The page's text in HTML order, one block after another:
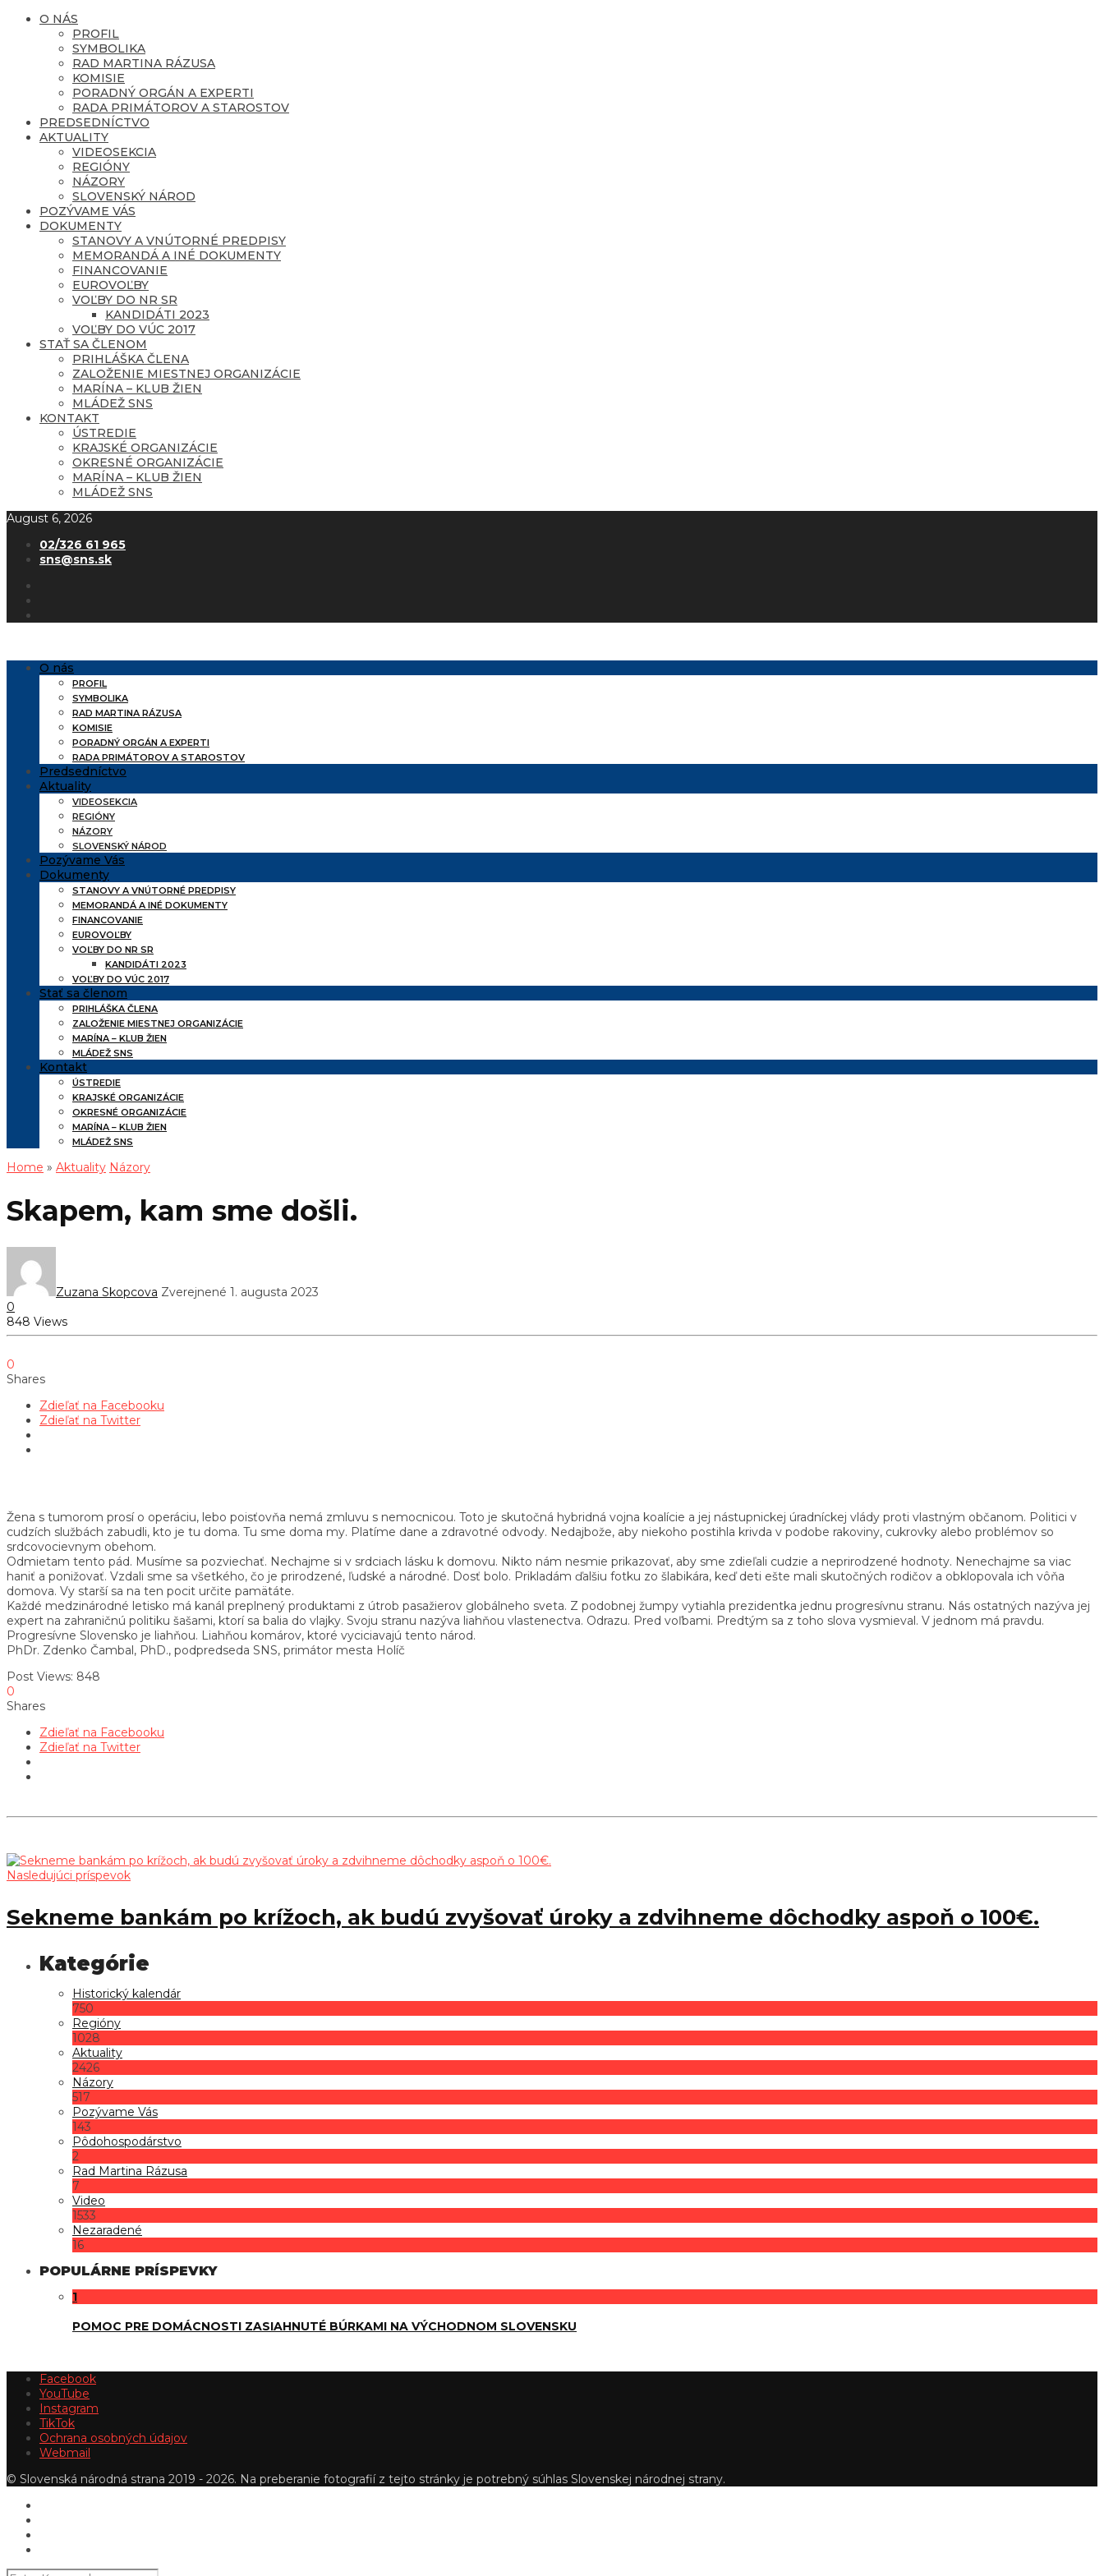
O NÁS
PROFIL
SYMBOLIKA
RAD MARTINA RÁZUSA
KOMISIE
PORADNÝ ORGÁN A EXPERTI
RADA PRIMÁTOROV A STAROSTOV
PREDSEDNÍCTVO
AKTUALITY
VIDEOSEKCIA
REGIÓNY
NÁZORY
SLOVENSKÝ NÁROD
POZÝVAME VÁS
DOKUMENTY
STANOVY A VNÚTORNÉ PREDPISY
MEMORANDÁ A INÉ DOKUMENTY
FINANCOVANIE
EUROVOĽBY
VOĽBY DO NR SR
KANDIDÁTI 2023
VOĽBY DO VÚC 2017
STAŤ SA ČLENOM
PRIHLÁŠKA ČLENA
ZALOŽENIE MIESTNEJ ORGANIZÁCIE
MARÍNA – KLUB ŽIEN
MLÁDEŽ SNS
KONTAKT
ÚSTREDIE
KRAJSKÉ ORGANIZÁCIE
OKRESNÉ ORGANIZÁCIE
MARÍNA – KLUB ŽIEN
MLÁDEŽ SNS
August 6, 2026
02/326 61 965
sns@sns.sk
O nás
PROFIL
SYMBOLIKA
RAD MARTINA RÁZUSA
KOMISIE
PORADNÝ ORGÁN A EXPERTI
RADA PRIMÁTOROV A STAROSTOV
Predsedníctvo
Aktuality
VIDEOSEKCIA
REGIÓNY
NÁZORY
SLOVENSKÝ NÁROD
Pozývame Vás
Dokumenty
STANOVY A VNÚTORNÉ PREDPISY
MEMORANDÁ A INÉ DOKUMENTY
FINANCOVANIE
EUROVOĽBY
VOĽBY DO NR SR
KANDIDÁTI 2023
VOĽBY DO VÚC 2017
Stať sa členom
PRIHLÁŠKA ČLENA
ZALOŽENIE MIESTNEJ ORGANIZÁCIE
MARÍNA – KLUB ŽIEN
MLÁDEŽ SNS
Kontakt
ÚSTREDIE
KRAJSKÉ ORGANIZÁCIE
OKRESNÉ ORGANIZÁCIE
MARÍNA – KLUB ŽIEN
MLÁDEŽ SNS
Home » Aktuality Názory
Skapem, kam sme došli.
Zuzana Skopcova Zverejnené 1. augusta 2023
0
848 Views
0
Shares
Zdieľať na Facebooku
Zdieľať na Twitter
Žena s tumorom prosí o operáciu, lebo poisťovňa nemá zmluvu s nemocnicou. Toto je skutočná hybridná vojna koalície a jej nástupnickej úradníckej vlády proti vlastným občanom. Politici v
cudzích službách zabudli, kto je tu doma. Tu sme doma my. Platíme dane a zdravotné odvody. Nedajbože, aby niekoho postihla krivda v podobe rakoviny, cukrovky alebo problémov so
srdcovocievnym obehom.
Odmietam tento pád. Musíme sa pozviechať. Nechajme si v srdciach lásku k domovu. Nikto nám nesmie prikazovať, aby sme zdieľali cudzie a neprirodzené hodnoty. Nenechajme sa viac
haniť a ponižovať. Vzdali sme sa všetkého, čo je prirodzené, ľudské a národné. Dosť bolo. Prikladám ďalšiu fotku zo šlabikára, keď deti ešte mali skutočných rodičov a obklopovala ich vôňa
domova. Vy starší sa na ten pocit určite pamätáte.
Každé medzinárodné letisko má kanál preplnený produktami z útrob pasažierov globálneho sveta. Z podobnej žumpy vytiahla prezidentka jednu progresívnu stranu. Nás ostatných nazýva jej
expert na zahraničnú politiku šašami, ktorí sa balia do vlajky. Svoju stranu nazýva liahňou vlastenectva. Odrazu. Pred voľbami. Predtým sa z toho slova vysmieval. V jednom má pravdu.
Progresívne Slovensko je liahňou. Liahňou komárov, ktoré vyciciavajú tento národ.
PhDr. Zdenko Čambal, PhD., podpredseda SNS, primátor mesta Holíč
Post Views: 848
0
Shares
Zdieľať na Facebooku
Zdieľať na Twitter
Nasledujúci príspevok
Sekneme bankám po krížoch, ak budú zvyšovať úroky a zdvihneme dôchodky aspoň o 100€.
Historický kalendár
750
Regióny
1028
Aktuality
2426
Názory
517
Pozývame Vás
143
Pôdohospodárstvo
2
Rad Martina Rázusa
7
Video
1533
Nezaradené
16
POPULÁRNE PRÍSPEVKY
1
POMOC PRE DOMÁCNOSTI ZASIAHNUTÉ BÚRKAMI NA VÝCHODNOM SLOVENSKU
Facebook
YouTube
Instagram
TikTok
Ochrana osobných údajov
Webmail
© Slovenská národná strana 2019 - 2026. Na preberanie fotografií z tejto stránky je potrebný súhlas Slovenskej národnej strany.